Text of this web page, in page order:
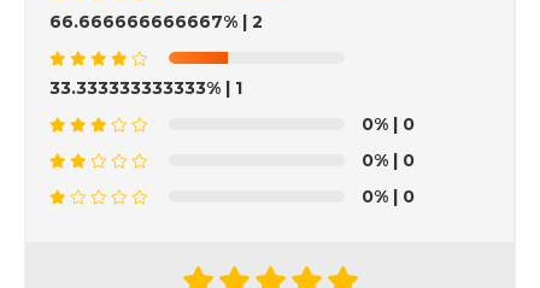
66.666666666667% | 2
33.333333333333% | 1
0% | 0
0% | 0
0% | 0